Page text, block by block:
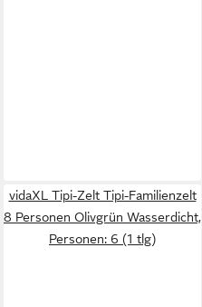
vidaXL Tipi-Zelt Tipi-Familienzelt
8 Personen Olivgrün Wasserdicht,
Personen: 6 (1 tlg)